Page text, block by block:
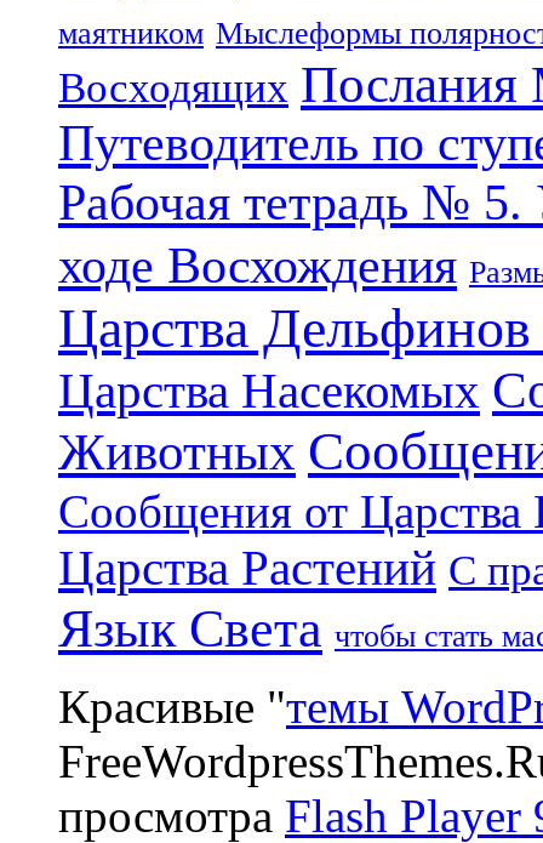
маятником Мыслеформы
Восходящих Послания
Путеводитель по
Рабочая тетрадь №
ходе Восхождения
Царства
Царства Насекомых
Животных
Сообщения от Царства
Царства Растений С
Язык Света чтобы стать
Красивые "темы
просмотра Flash Player